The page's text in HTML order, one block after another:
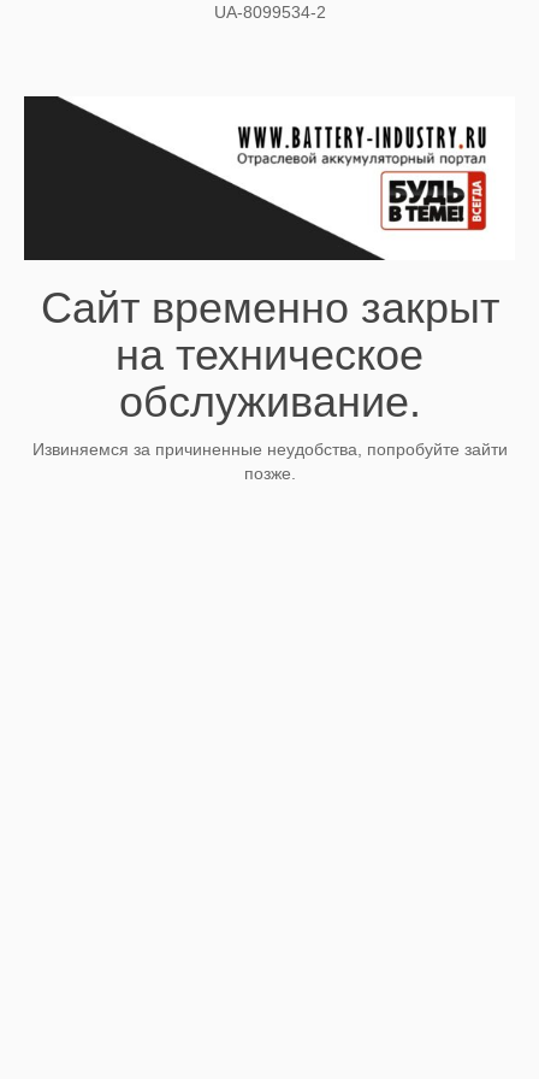
UA-8099534-2
Сайт временно закрыт
на техническое
обслуживание.
Извиняемся за причиненные неудобства, попробуйте зайти
позже.